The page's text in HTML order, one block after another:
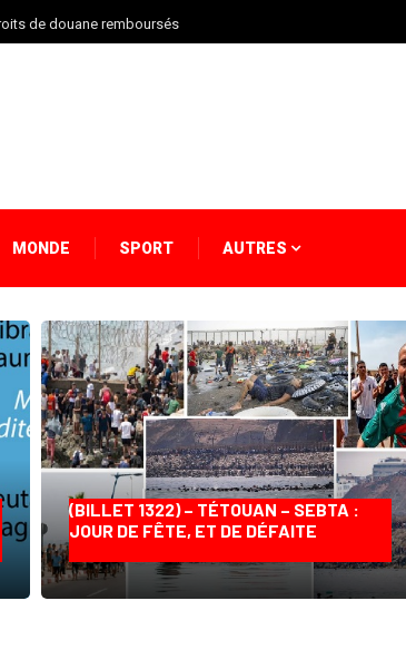
de douane remboursés
MONDE SPORT AUTRES
(BILLET 1322) – TÉTOUAN – SEBTA :
JOUR DE FÊTE, ET DE DÉFAITE